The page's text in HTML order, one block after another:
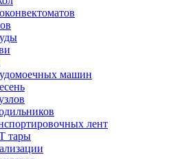
машин
лент
тары